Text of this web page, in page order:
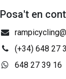
Posa't en
(+34) 648 27
648 27 39 16